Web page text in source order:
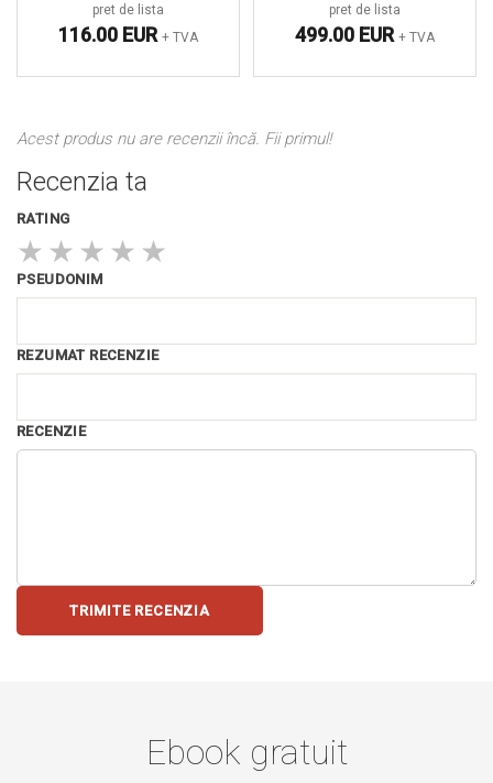
pret de lista
116.00 EUR + TVA
pret de lista
499.00 EUR + TVA
Acest produs nu are recenzii încă. Fii primul!
Recenzia ta
RATING
★ ★ ★ ★ ★
PSEUDONIM
REZUMAT RECENZIE
RECENZIE
TRIMITE RECENZIA
Ebook gratuit